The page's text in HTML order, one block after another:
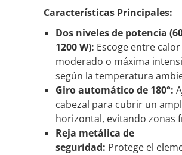
Características Principales:
Dos niveles de potencia
1200 W): Escoge entre calor
moderado o máxima
según la temperatura
Giro automático de 180°:
cabezal para cubrir un
horizontal, evitando zonas
Reja metálica de
seguridad: Protege el